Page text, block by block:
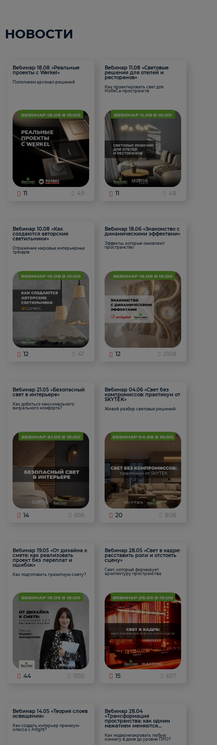
НОВОСТИ
Вебинар 18.08 «Реальные
проекты с Werkel»
Пополняем арсенал решений
11 49
Вебинар 11.08 «Световые
решения для отелей и
ресторанов»
Как проектировать свет для
HoReCa-пространств
11 48
Вебинар 10.08 «Как
создаются авторские
светильники»
Отражение мировых интерьерных
трендов
12 47
Вебинар 18.06 «Знакомство с
динамическими эффектами»
Эффекты, которые оживляют
пространство
12 2108
Вебинар 21.05 «Безопасный
свет в интерьере»
Как добиться максимального
визуального комфорта?
14 656
Вебинар 04.06 «Свет без
компромиссов: практикум от
SKYTEK»
Живой разбор световых решений
20 808
Вебинар 19.05 «От дизайна к
смете: как реализовать
проект без переплат и
ошибок»
Как подготовить грамотную смету?
44 1105
Вебинар 28.05 «Свет в кадре:
расставить роли и отстоять
сцену»
Свет, который формирует
архитектуру пространства.
15 657
Вебинар 14.05 «Теория слоев
освещения»
Как создать интерьер премиум-
класса с Arlight?
Вебинар 28.04
«Трансформация
пространства: как одним
нажатием меняются
Как модернизировать любую
комнату в доме до уровня ПРО?